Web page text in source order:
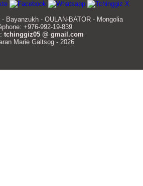
- Bayanzukh - OULAN-BATOR - Mongolia
+976-992-19-839
tchinggiz05 @ gmail.com
Marie Galtsog - 2026